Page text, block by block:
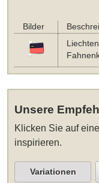
Bilder
Unsere
Klicken Sie auf
inspirieren.
Variationen